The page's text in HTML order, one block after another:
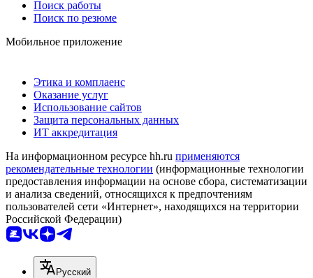
Поиск работы
Поиск по резюме
Мобильное приложение
Этика и комплаенс
Оказание услуг
Использование сайтов
Защита персональных данных
ИТ аккредитация
На информационном ресурсе hh.ru применяются
рекомендательные технологии (информационные технологии
предоставления информации на основе сбора, систематизации
и анализа сведений, относящихся к предпочтениям
пользователей сети «Интернет», находящихся на территории
Российской Федерации)
Русский